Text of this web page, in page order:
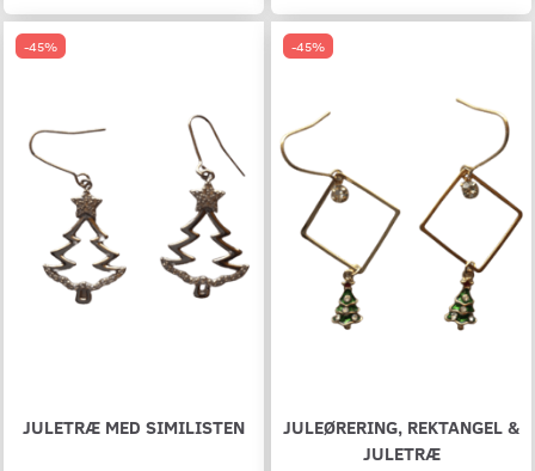
-45%
JULETRÆ MED SIMILISTEN
-45%
JULEØRERING, REKTANGEL &
JULETRÆ